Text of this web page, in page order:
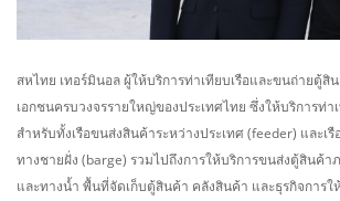
สหไทย เทอร์มินอล ผู้ให้บริการท่าเทียบเรือและขนถ่ายตู้สิ
เอกชนครบวงจรรายใหญ่ของประเทศไทย ซึ่งให้บริการท่า
สำหรับทั้งเรือขนส่งสินค้าระหว่างประเทศ (feeder) และเ
ทางชายฝั่ง (barge) รวมไปถึงการให้บริการขนส่งตู้สินค้า
และทางน้ำ พื้นที่จัดเก็บตู้สินค้า คลังสินค้า และธุรกิจการใ